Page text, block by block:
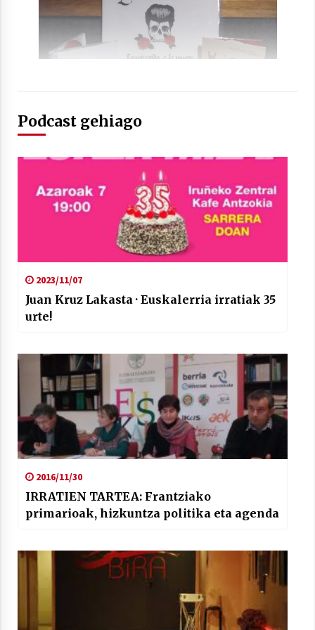
2021/06/30
Podcast gehiago
2023/11/07
Juan Kruz Lakasta · Euskalerria irratiak 35
urte!
2016/11/30
IRRATIEN TARTEA: Frantziako
primarioak, hizkuntza politika eta agenda